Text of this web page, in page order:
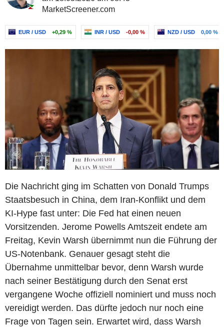
MarketScreener.com
EUR / USD +0,29 % INR / USD -0,00 % NZD / USD 0,00 %
Die Nachricht ging im Schatten von Donald Trumps
Staatsbesuch in China, dem Iran-Konflikt und dem
KI-Hype fast unter: Die Fed hat einen neuen
Vorsitzenden. Jerome Powells Amtszeit endete am
Freitag, Kevin Warsh übernimmt nun die Führung der
US-Notenbank. Genauer gesagt steht die
Übernahme unmittelbar bevor, denn Warsh wurde
nach seiner Bestätigung durch den Senat erst
vergangene Woche offiziell nominiert und muss noch
vereidigt werden. Das dürfte jedoch nur noch eine
Frage von Tagen sein. Erwartet wird, dass Warsh